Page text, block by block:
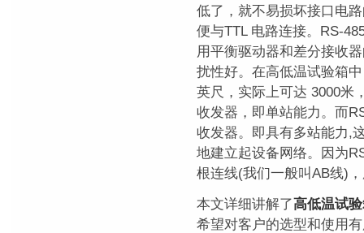
低了，就不易损坏接口电
便与TTL 电路连接。RS-
用平衡驱动器和差分接收
扰性好。在高低温试验箱
英尺，实际上可达 3000米
收发器，即单站能力。而
收发器。即具有多站能力,
地建立起设备网络。因为
根连线(我们一般叫AB线)
本文详细讲解了高低温试
希望对客户的选型和使用